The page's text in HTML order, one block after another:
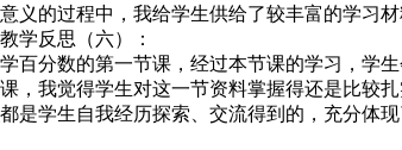
义的过程中，我给学生供给了较丰富的学习
学反思（六）：
百分数的第一节课，经过本节课的学习，学
，我觉得学生对这一节资料掌握得还是比较
是学生自我经历探索、交流得到的，充分体现